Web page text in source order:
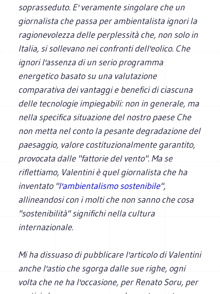
soprasseduto. E' veramente singolare che un
giornalista che passa per ambientalista ignori la
ragionevolezza delle perplessità che, non solo in
Italia, si sollevano nei confronti dell'eolico. Che
ignori l'assenza di un serio programma
energetico basato su una valutazione
comparativa dei vantaggi e benefici di ciascuna
delle tecnologie impiegabili: non in generale, ma
nella specifica situazione del nostro paese Che
non metta nel conto la pesante degradazione del
paesaggio, valore costituzionalmente garantito,
provocata dalle "fattorie del vento". Ma se
riflettiamo, Valentini è quel giornalista che ha
inventato "l'ambientalismo sostenibile",
allineandosi con i molti che non sanno che cosa
"sostenibilità" significhi nella cultura
internazionale.
Mi ha dissuaso di pubblicare l'articolo di Valentini
anche l'astio che sgorga dalle sue righe, ogni
volta che ne ha l'occasione, per Renato Soru, per